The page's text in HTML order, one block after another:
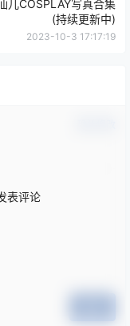
儿COSPLAY写真合集
(持续更新中)
2023-10-3 17:17:19
表评论